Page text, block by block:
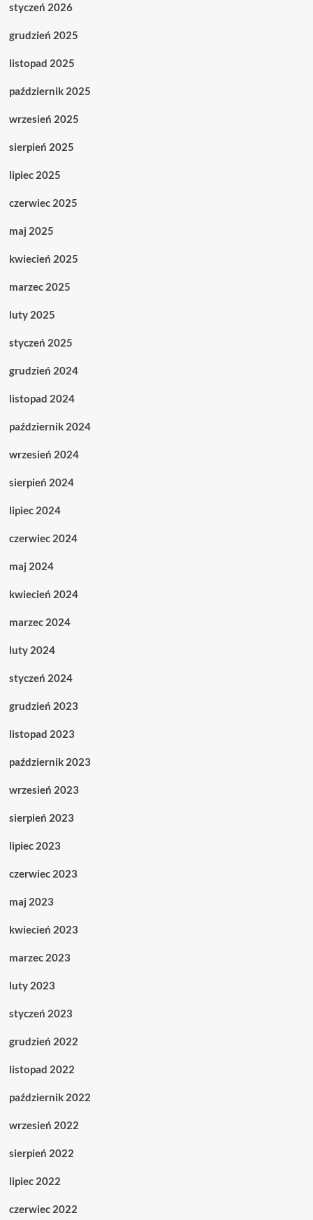
styczeń 2026
grudzień 2025
listopad 2025
październik 2025
wrzesień 2025
sierpień 2025
lipiec 2025
czerwiec 2025
maj 2025
kwiecień 2025
marzec 2025
luty 2025
styczeń 2025
grudzień 2024
listopad 2024
październik 2024
wrzesień 2024
sierpień 2024
lipiec 2024
czerwiec 2024
maj 2024
kwiecień 2024
marzec 2024
luty 2024
styczeń 2024
grudzień 2023
listopad 2023
październik 2023
wrzesień 2023
sierpień 2023
lipiec 2023
czerwiec 2023
maj 2023
kwiecień 2023
marzec 2023
luty 2023
styczeń 2023
grudzień 2022
listopad 2022
październik 2022
wrzesień 2022
sierpień 2022
lipiec 2022
czerwiec 2022